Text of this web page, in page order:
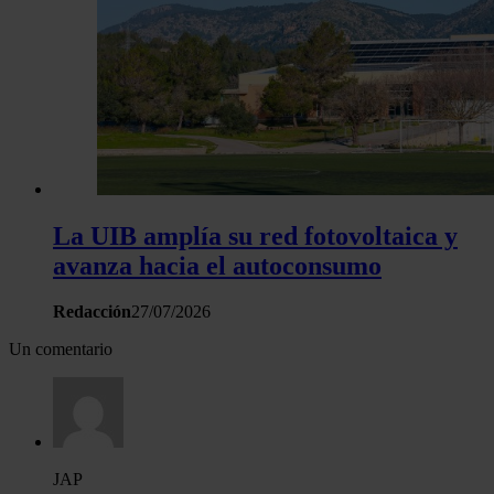
haya proporcionado o que hayan recopilado a partir del uso
hecho de sus servicios.
La UIB amplía su red fotovoltaica y
avanza hacia el autoconsumo
Redacción27/07/2026
Un comentario
JAP